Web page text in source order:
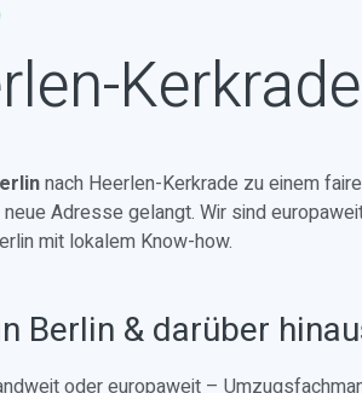
Kerkrade
nach Heerlen-Kerkrade zu einem
Adresse gelangt. Wir sind
mit lokalem Know-how.
Berlin & darüber
oder europaweit –